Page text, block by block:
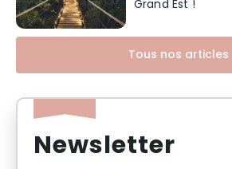
Grand Est !
Tous nos articles
Newsletter